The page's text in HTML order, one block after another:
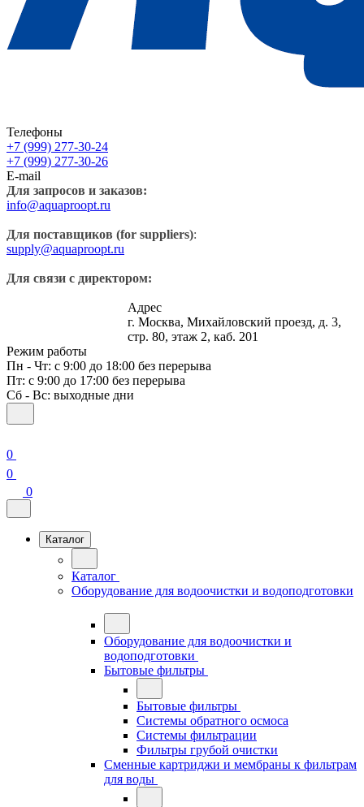
Телефоны
+7 (999) 277-30-24
+7 (999) 277-30-26
E-mail
Для запросов и заказов:
info@aquaproopt.ru
Для поставщиков (for suppliers):
supply@aquaproopt.ru
Для связи с директором:
Адрес
г. Москва, Михайловский проезд, д. 3,
стр. 80, этаж 2, каб. 201
Режим работы
Пн - Чт: с 9:00 до 18:00 без перерыва
Пт: с 9:00 до 17:00 без перерыва
Сб - Вс: выходные дни
0
0
0
Каталог
Каталог
Оборудование для водоочистки и водоподготовки
Оборудование для водоочистки и
водоподготовки
Бытовые фильтры
Бытовые фильтры
Системы обратного осмоса
Системы фильтрации
Фильтры грубой очистки
Сменные картриджи и мембраны к фильтрам
для воды